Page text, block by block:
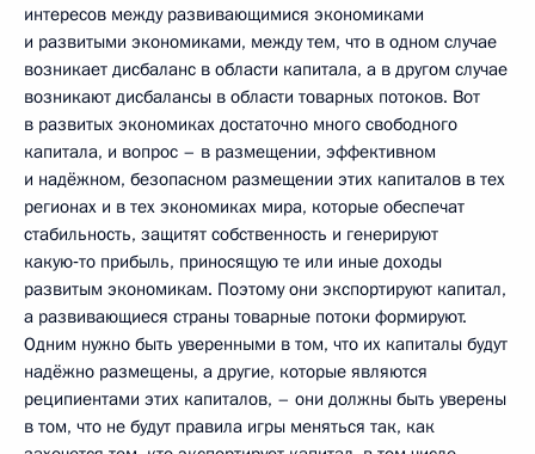
интересов между развивающимися экономиками
и развитыми экономиками, между тем, что в одном случае
возникает дисбаланс в области капитала, а в другом случае
возникают дисбалансы в области товарных потоков. Вот
в развитых экономиках достаточно много свободного
капитала, и вопрос – в размещении, эффективном
и надёжном, безопасном размещении этих капиталов в тех
регионах и в тех экономиках мира, которые обеспечат
стабильность, защитят собственность и генерируют
какую‑то прибыль, приносящую те или иные доходы
развитым экономикам. Поэтому они экспортируют капитал,
а развивающиеся страны товарные потоки формируют.
Одним нужно быть уверенными в том, что их капиталы будут
надёжно размещены, а другие, которые являются
реципиентами этих капиталов, – они должны быть уверены
в том, что не будут правила игры меняться так, как